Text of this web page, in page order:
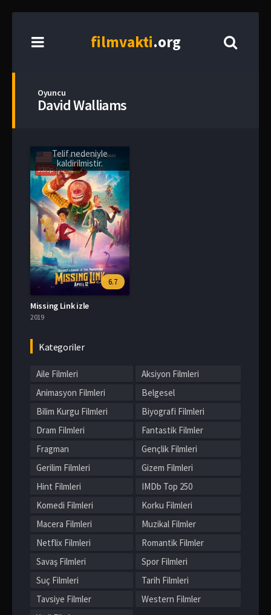
filmvakti.org
Oyuncu
David Walliams
1080p
Telif nedeniyle
kaldirilmistir.
6.7
Missing Link izle
2019
Kategoriler
Aile Filmleri
Aksiyon Filmleri
Animasyon Filmleri
Belgesel
Bilim Kurgu Filmleri
Biyografi Filmleri
Dram Filmleri
Fantastik Filmler
Fragman
Gençlik Filmleri
Gerilim Filmleri
Gizem Filmleri
Hint Filmleri
IMDb Top 250
Komedi Filmleri
Korku Filmleri
Macera Filmleri
Muzikal Filmler
Netflix Filmleri
Romantik Filmler
Savaş Filmleri
Spor Filmleri
Suç Filmleri
Tarih Filmleri
Tavsiye Filmler
Western Filmler